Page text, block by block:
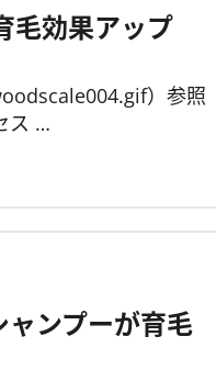
毛効果アップ
）参照
ス …
ャンプーが育毛